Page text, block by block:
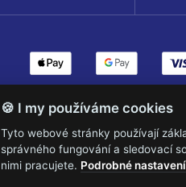
🍪 I my používáme cookies
Tyto webové stránky používají
správného fungování a sledovací
nimi pracujete. Podrobné